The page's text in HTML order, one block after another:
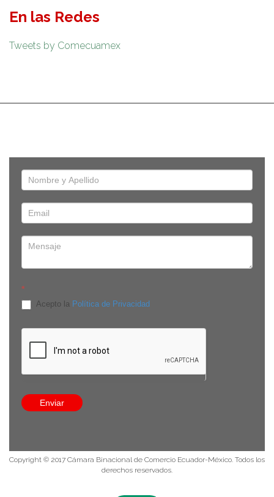
En las Redes
Tweets by Comecuamex
Los Shyris, piso 8, oficina 8C. Quito, Pichincha - Ecuador
*
Acepto la Política de Privacidad
Enviar
Copyright © 2017 Cámara Binacional de Comercio Ecuador-México. Todos los
derechos reservados.